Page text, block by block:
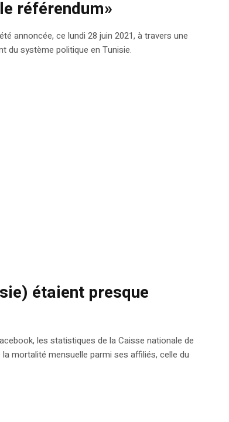
référendum»
annoncée, ce lundi 28 juin 2021, à travers une
du système politique en Tunisie.
étaient presque
les statistiques de la Caisse nationale de
mortalité mensuelle parmi ses affiliés, celle du